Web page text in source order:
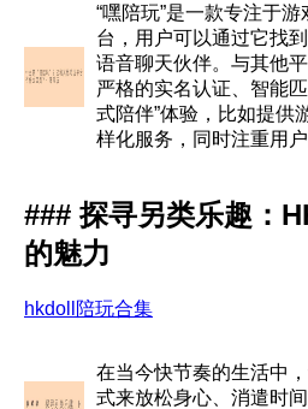
“嘿陪玩”是一款专注于
台，用户可以通过它找
语音聊天伙伴。与其他
严格的实名认证、智能
式陪伴”体验，比如提供
样化服务，同时注重用户
### 探寻另类乐趣：
的魅力
hkdoll陪玩合集
在当今快节奏的生活中
式来放松身心、消遣时